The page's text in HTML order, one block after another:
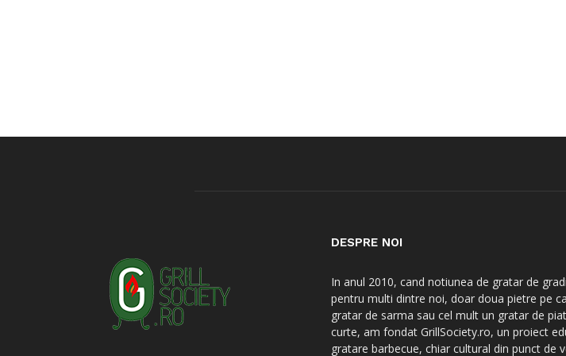
DESPRE NOI
In anul 2010, cand notiunea de gratar de
pentru multi dintre noi, doar doua pietre pe
gratar de sarma sau cel mult un gratar de
curte, am fondat GrillSociety.ro, un proiect
gratare barbecue, chiar cultural din punct de